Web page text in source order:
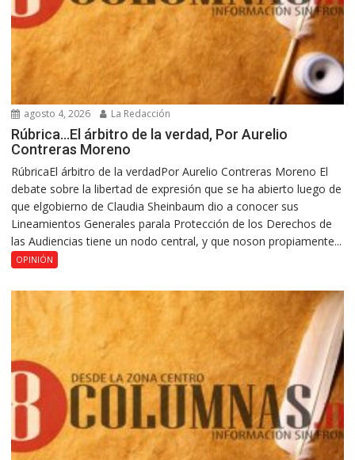
agosto 4, 2026 La Redacción
Rúbrica…El árbitro de la verdad, Por Aurelio
Contreras Moreno
RúbricaEl árbitro de la verdadPor Aurelio Contreras Moreno El
debate sobre la libertad de expresión que se ha abierto luego de
que elgobierno de Claudia Sheinbaum dio a conocer sus
Lineamientos Generales parala Protección de los Derechos de
las Audiencias tiene un nodo central, y que noson propiamente...
OPINIÓN